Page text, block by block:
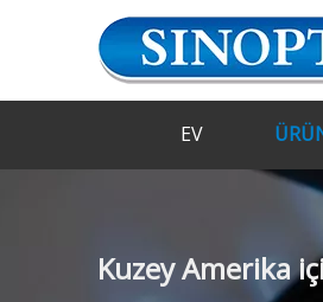
EV
Kuzey Amerika